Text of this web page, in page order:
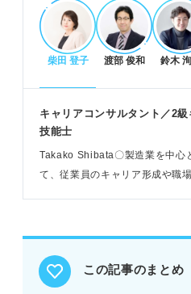
企業理念志望動機の伝え
結論から企業理念への共
企業理念を活かしどう貢
POINT：PREP法で結論
企業理念志望動機の注意
共感だけでなく、具体的
POINT：企業理念を事業
柴田 登子 渡部 俊和 鈴木
キャリアコンサルタント／2
技能士
Takako Shibata〇製造業を中心
て、従業員のキャリア形成や職
この記事のまとめ